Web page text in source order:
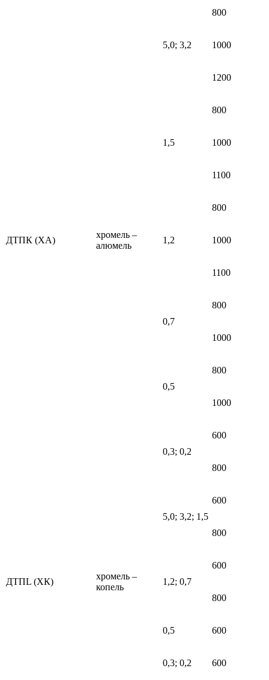
ДТПК (ХА)
хромель –
алюмель
5,0; 3,2
800
1000
1200
1,5
800
1000
1100
1,2
800
1000
1100
0,7
800
1000
0,5
800
1000
0,3; 0,2
600
800
ДТПL (ХК)
хромель –
копель
5,0; 3,2; 1,5
600
800
1,2; 0,7
600
800
0,5 600
0,3; 0,2 600